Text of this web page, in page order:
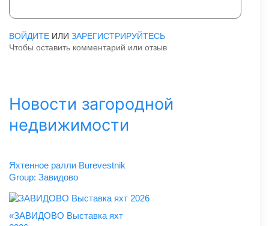
ВОЙДИТЕ ИЛИ ЗАРЕГИСТРИРУЙТЕСЬ
Чтобы оставить комментарий или отзыв
Новости загородной
недвижимости
Яхтенное ралли Burevestnik
Group: Завидово
«ЗАВИДОВО Выставка яхт